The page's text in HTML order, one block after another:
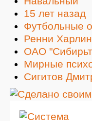
15 лет назад
Футбольные
Ренни
ОАО
Мирные
Сигитов